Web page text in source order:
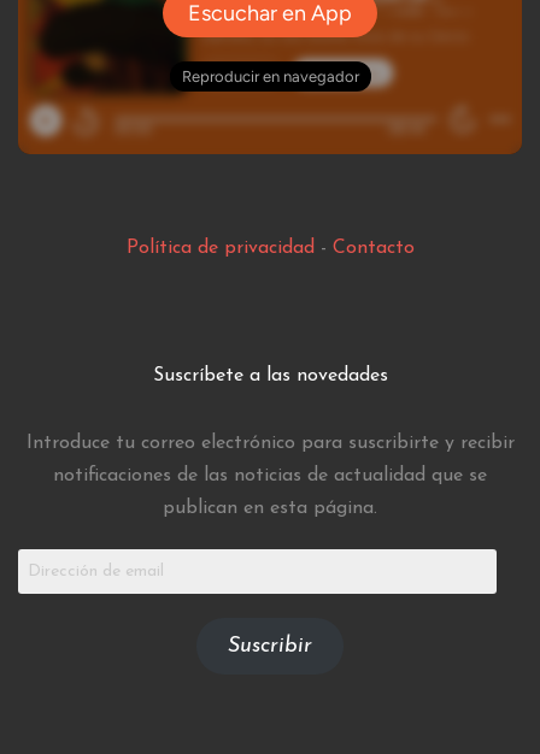
Política de privacidad - Contacto
Suscríbete a las novedades
Introduce tu correo electrónico para suscribirte y recibir
notificaciones de las noticias de actualidad que se
publican en esta página.
Dirección
Suscribir